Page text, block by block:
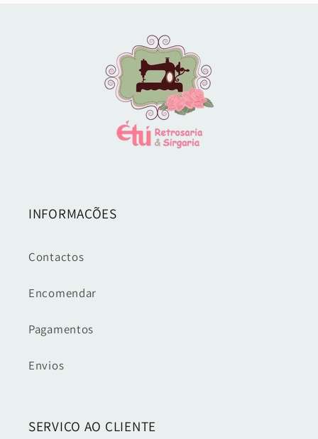
INFORMAÇÕES
Contactos
Encomendar
Pagamentos
Envios
SERVIÇO AO CLIENTE